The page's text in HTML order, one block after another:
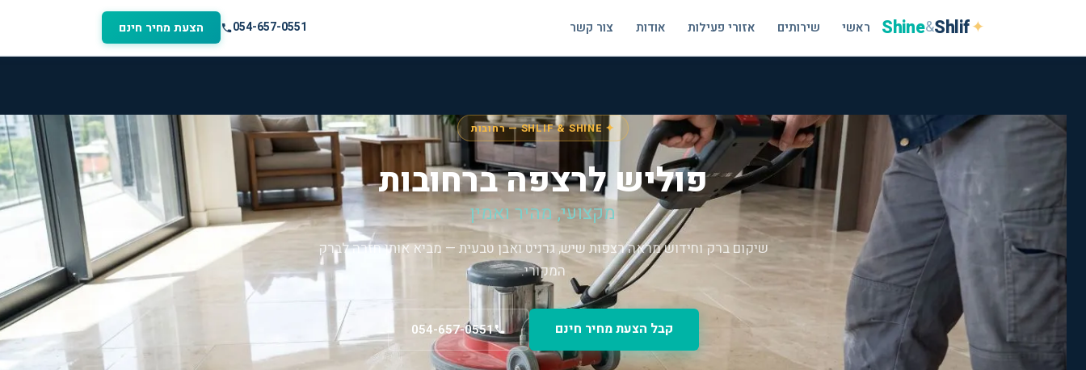
✦
Shlif
&
Shine ראשי שירותים אזורי פעילות אודות צור קשר 054-657-0551 הצעת מחיר חינם
✦ SHLIF & SHINE — רחובות
פוליש לרצפה ברחובות
מקצועי, מהיר ואמין
שיקום ברק וחידוש מראה רצפות שיש, גרניט ואבן טבעית — מביא אותן חזרה לברק
המקורי.
קבל הצעת מחיר חינם 054-657-0551